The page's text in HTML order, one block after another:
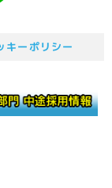
キーポリシー